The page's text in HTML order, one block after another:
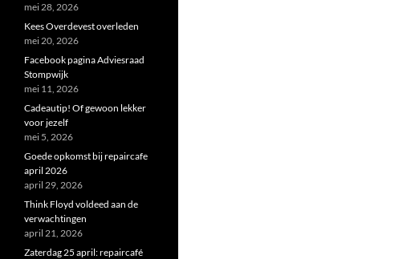
mei 28, 2026
Kees Overdevest overleden
mei 20, 2026
Facebook pagina Adviesraad
Stompwijk
mei 11, 2026
Cadeautip! Of gewoon lekker
voor jezelf
mei 5, 2026
Goede opkomst bij repaircafe
april 2026
april 29, 2026
Think Floyd voldeed aan de
verwachtingen
april 21, 2026
Zaterdag 25 april: repaircafé